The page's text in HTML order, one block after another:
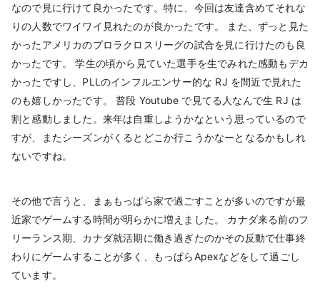
なので見に行けて良かったです。特に、今回は友達含めてそれな
りの人数でワイワイ見れたのが良かったです。 また、ずっと見た
かったアメリカのプロラクロスリーグの試合を見に行けたのも良
かったです。 学生の頃から見ていた選手を生でみれた感動もデカ
かったですし、PLLのインフルエンサー的な RJ を間近で見れた
のも嬉しかったです。 普段 Youtube で見てる人なんで生 RJ は
割と感動しました。来年は自重しようかなという思っているので
すが、またシーズンがくるとどこか行こうかなーとなるかもしれ
ないですね。
その他で言うと、まぁもっぱら家で過ごすことが多いのですが最
近家でゲームする時間が明らかに増えました。 カナダ来る前のフ
リーランス期、カナダ就活期に働き過ぎたのかその反動で仕事終
わりにゲームすることが多く、もっぱらApexなどをして過ごし
ています。